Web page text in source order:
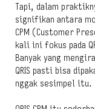
Tapi, dalam
signifikan antara
CPM (Customer
kali ini fokus pada
Banyak yang
QRIS pasti bisa
nggak sesimpel itu.